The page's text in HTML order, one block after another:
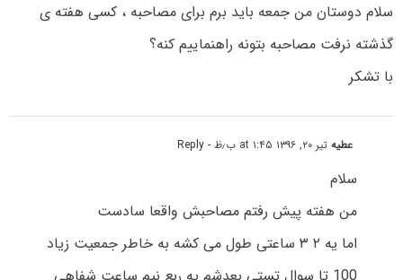
سلام دوستان من جمعه باید برم برای مصاحبه ، کسی هفته ی
گذشته نرفت مصاحبه بتونه راهنماییم کنه؟
با تشکر
عطیهتیر ۲۰, ۱۳۹۶ at ۱:۴۵ ب٫ظ - Reply
سلام
من هفته پیش رفتم مصاحبش واقعا سادست
اما یه ۲ ۳ ساعتی طول می کشه به خاطر جمعیت زیاد